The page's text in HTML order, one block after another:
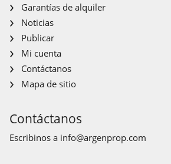
Garantías de alquiler
Noticias
Publicar
Mi cuenta
Contáctanos
Mapa de sitio
Contáctanos
Escribinos a info@argenprop.com